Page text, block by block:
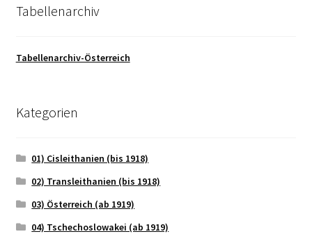
Tabellenarchiv
Tabellenarchiv-Österreich
Kategorien
01) Cisleithanien (bis 1918)
02) Transleithanien (bis 1918)
03) Österreich (ab 1919)
04) Tschechoslowakei (ab 1919)